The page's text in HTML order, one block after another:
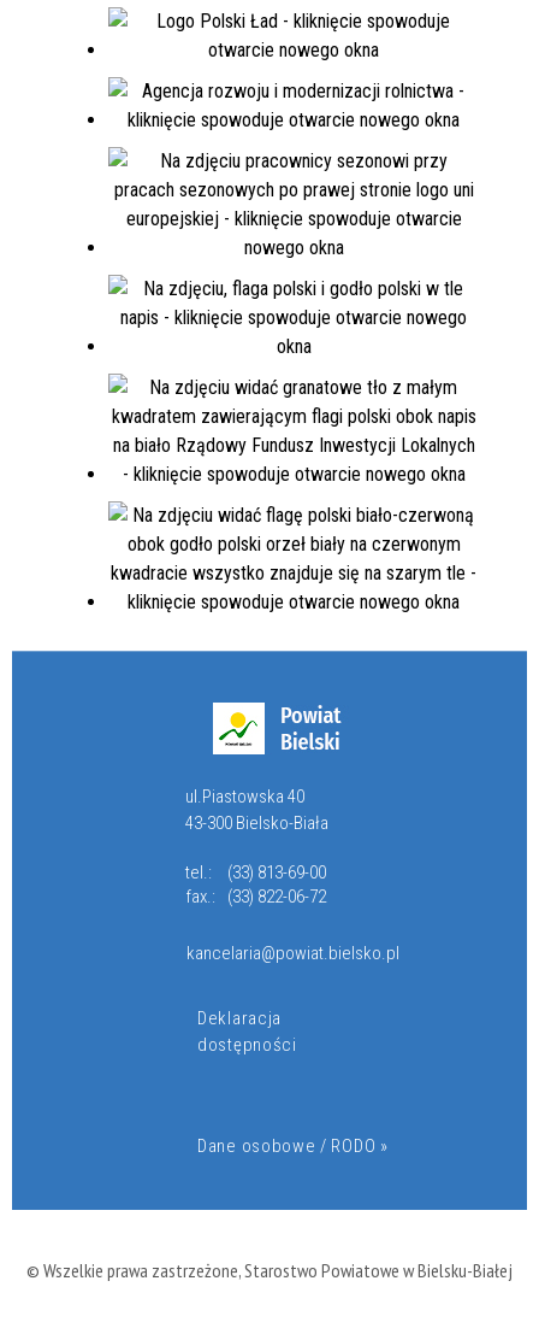
ul.Piastowska 40
43-300 Bielsko-Biała
tel.:
(33) 813-69-00
fax.:
(33) 822-06-72
kancelaria@powiat.bielsko.pl
Deklaracja
dostępności
Dane osobowe / RODO »
© Wszelkie prawa zastrzeżone, Starostwo Powiatowe w Bielsku-Białej